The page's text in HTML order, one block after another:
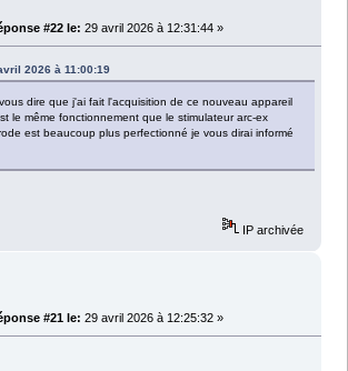
#22 le: 29 avril 2026 à 12:31:44 »
2026 à 11:00:19
dire que j'ai fait l'acquisition de ce nouveau appareil
le même fonctionnement que le stimulateur arc-ex
est beaucoup plus perfectionné je vous dirai informé
IP archivée
#21 le: 29 avril 2026 à 12:25:32 »